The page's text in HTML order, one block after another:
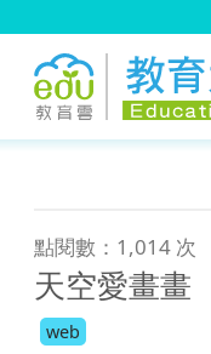
點閱數：1,014 次
天空愛畫畫
web